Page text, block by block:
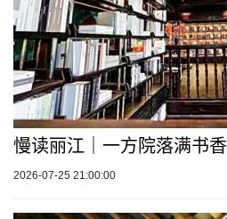
慢读丽江｜一方院落满书香
2026-07-25 21:00:00